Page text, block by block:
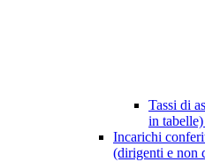
Tassi di
in tabelle)
Incarichi
(dirigenti e non